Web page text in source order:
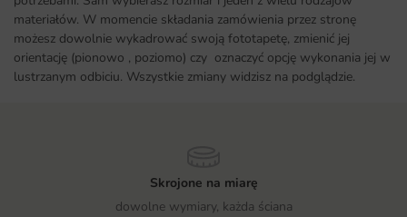
materiałów. W momencie składania zamówienia przez stronę
możesz dowolnie wykadrować swoją fototapetę, zmienić jej
orientację (pionowo , poziomo) czy oznaczyć opcję wykonania jej w
lustrzanym odbiciu. Wszystkie zmiany widzisz na podglądzie.
Skrojone na miarę
dowolne wymiary, każda ściana